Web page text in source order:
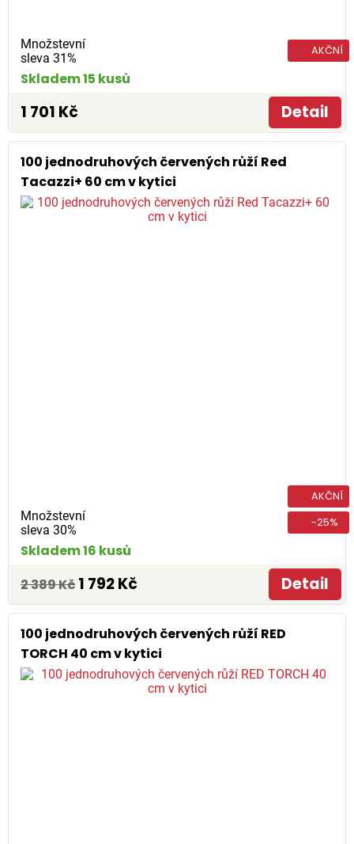
Množstevní
sleva 31%
AKČNÍ
Skladem 15 kusů
1 701 Kč Detail
100 jednodruhových červených růží Red
Tacazzi+ 60 cm v kytici
Množstevní
sleva 30%
AKČNÍ
-25%
Skladem 16 kusů
2 389 Kč 1 792 Kč Detail
100 jednodruhových červených růží RED
TORCH 40 cm v kytici